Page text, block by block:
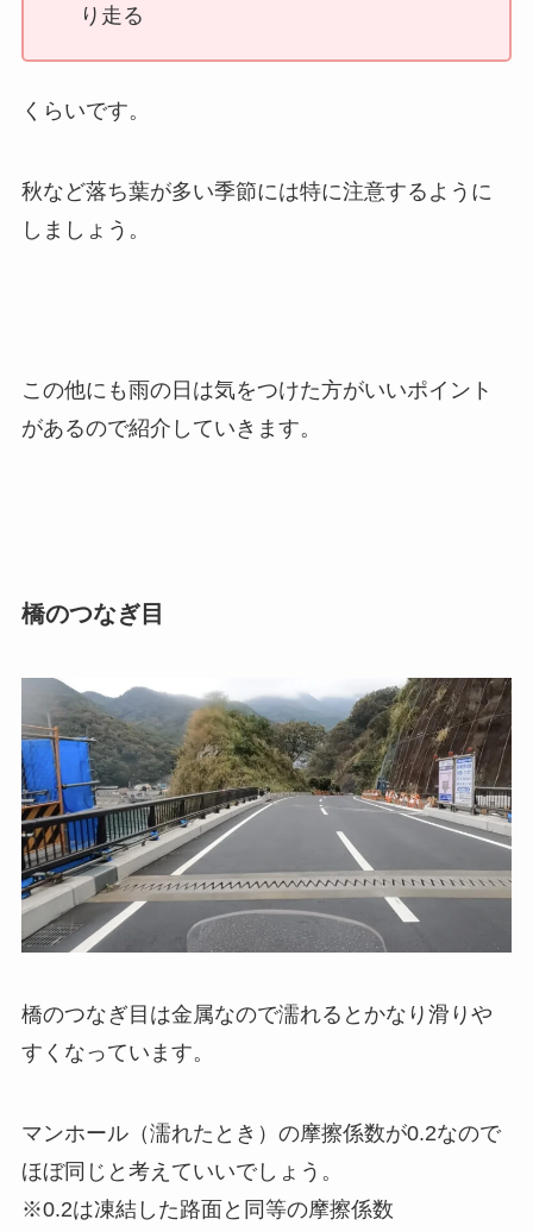
り走る
くらいです。
秋など落ち葉が多い季節には特に注意するように
しましょう。
この他にも雨の日は気をつけた方がいいポイント
があるので紹介していきます。
橋のつなぎ目
橋のつなぎ目は金属なので濡れるとかなり滑りや
すくなっています。
マンホール（濡れたとき）の摩擦係数が0.2なので
ほぼ同じと考えていいでしょう。
※0.2は凍結した路面と同等の摩擦係数